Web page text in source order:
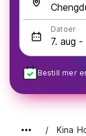
Datoer
Bestill mer
Kina